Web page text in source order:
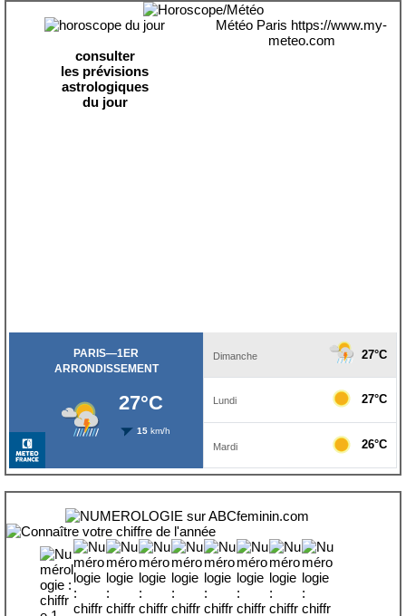
consulter
les prévisions
astrologiques
du jour
Météo Paris https://www.my-
meteo.com